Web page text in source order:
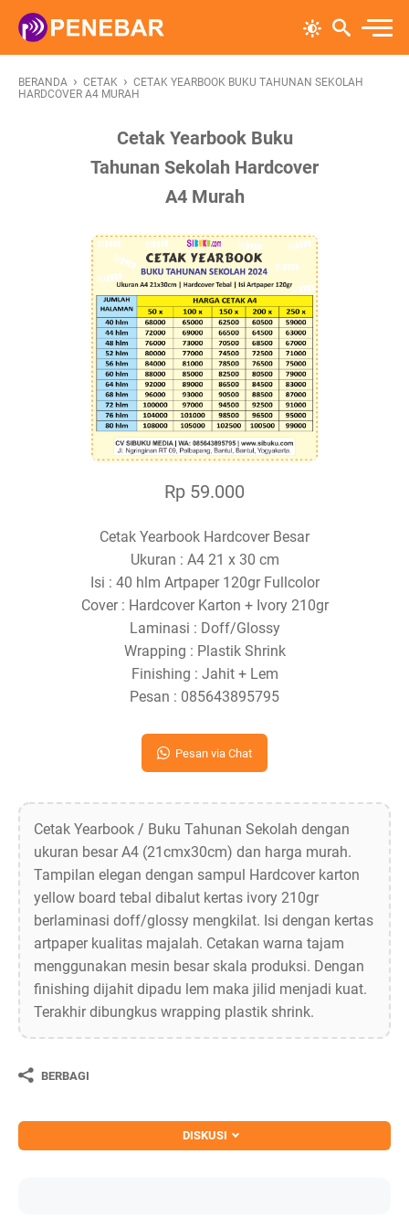
BERANDA › CETAK › CETAK YEARBOOK BUKU TAHUNAN SEKOLAH
HARDCOVER A4 MURAH
Cetak Yearbook Buku
Tahunan Sekolah Hardcover
A4 Murah
Rp 59.000
Cetak Yearbook Hardcover Besar
Ukuran : A4 21 x 30 cm
Isi : 40 hlm Artpaper 120gr Fullcolor
Cover : Hardcover Karton + Ivory 210gr
Laminasi : Doff/Glossy
Wrapping : Plastik Shrink
Finishing : Jahit + Lem
Pesan : 085643895795
Pesan via Chat
Cetak Yearbook / Buku Tahunan Sekolah dengan
ukuran besar A4 (21cmx30cm) dan harga murah.
Tampilan elegan dengan sampul Hardcover karton
yellow board tebal dibalut kertas ivory 210gr
berlaminasi doff/glossy mengkilat. Isi dengan kertas
artpaper kualitas majalah. Cetakan warna tajam
menggunakan mesin besar skala produksi. Dengan
finishing dijahit dipadu lem maka jilid menjadi kuat.
Terakhir dibungkus wrapping plastik shrink.
BERBAGI
DISKUSI